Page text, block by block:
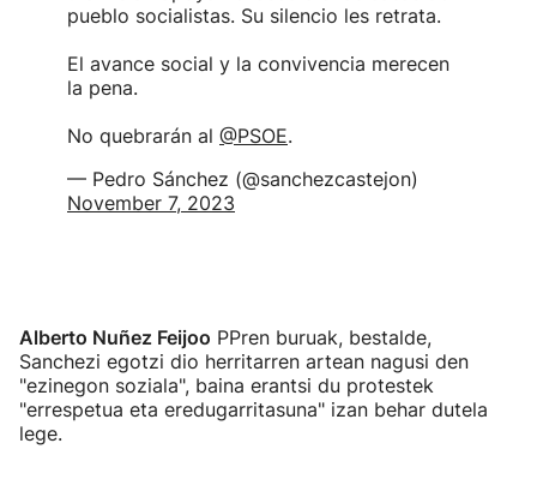
pueblo socialistas. Su silencio les retrata.
El avance social y la convivencia merecen
la pena.
No quebrarán al @PSOE.
— Pedro Sánchez (@sanchezcastejon)
November 7, 2023
Alberto Nuñez Feijoo PPren buruak, bestalde,
Sanchezi egotzi dio herritarren artean nagusi den
"ezinegon soziala", baina erantsi du protestek
"errespetua eta eredugarritasuna" izan behar dutela
lege.